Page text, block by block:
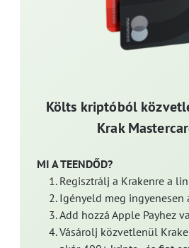
Költs kriptóból
Krak
MI A TEENDŐD?
Regisztrálj a Krakenre a
Igényeld meg ingyenesen
Add hozzá Apple Payhez
Vásárolj közvetlenül